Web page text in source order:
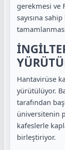
gerekmesi ve
sayısına
Hantavirüse
yürütülüyor.
tarafından
üniversitenin
kafeslerle
birleştiriyor.